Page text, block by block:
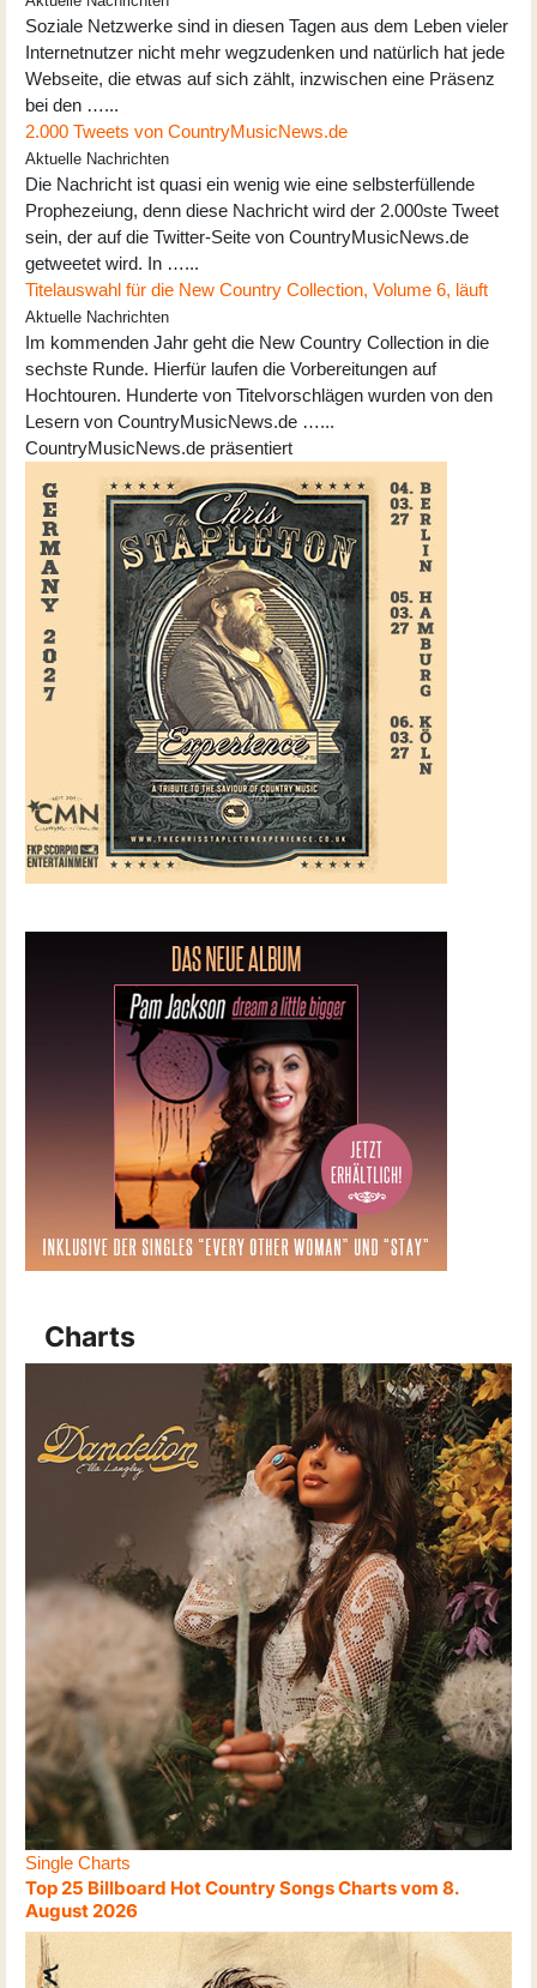
Soziale Netzwerke sind in diesen Tagen aus dem Leben vieler
Internetnutzer nicht mehr wegzudenken und natürlich hat jede
Webseite, die etwas auf sich zählt, inzwischen eine Präsenz
bei den …...
2.000 Tweets von CountryMusicNews.de
Aktuelle Nachrichten
Die Nachricht ist quasi ein wenig wie eine selbsterfüllende
Prophezeiung, denn diese Nachricht wird der 2.000ste Tweet
sein, der auf die Twitter-Seite von CountryMusicNews.de
getweetet wird. In …...
Titelauswahl für die New Country Collection, Volume 6, läuft
Aktuelle Nachrichten
Im kommenden Jahr geht die New Country Collection in die
sechste Runde. Hierfür laufen die Vorbereitungen auf
Hochtouren. Hunderte von Titelvorschlägen wurden von den
Lesern von CountryMusicNews.de …...
CountryMusicNews.de präsentiert
Charts
Single Charts
Top 25 Billboard Hot Country Songs Charts vom 8.
August 2026